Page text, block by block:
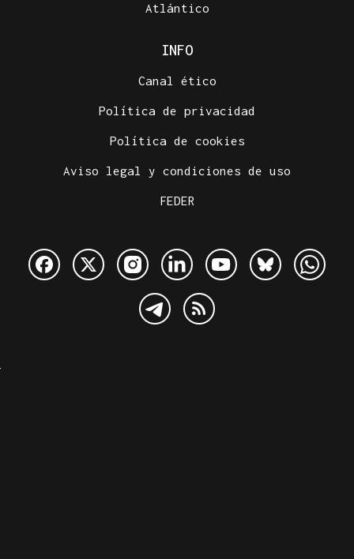
Atlántico
INFO
Canal ético
Política de privacidad
Política de cookies
Aviso legal y condiciones de uso
FEDER